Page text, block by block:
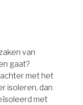
van
gaat?
met het
isoleren, dan
met